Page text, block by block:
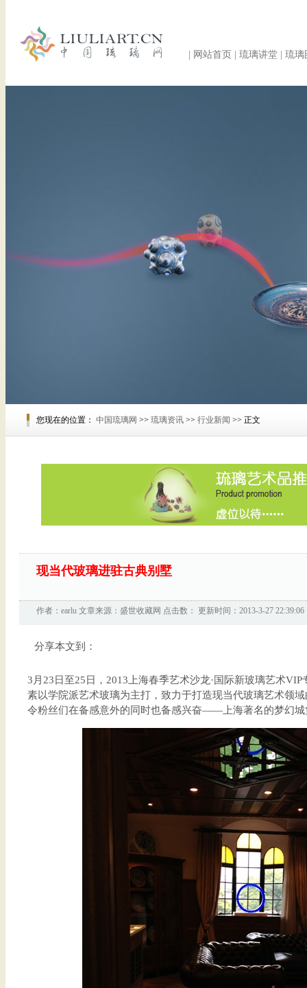
网站首页 琉璃讲堂 琉璃
您现在的位置： 中国琉璃网 >> 琉璃资讯 >> 行业新闻 >> 正文
现当代玻璃进驻古典别墅
作者： earlu 文章来源： 盛世收藏网 点击数： 更新时间：2013-3-27 22:39:06
分享本文到：
3月23日至25日，2013上海春季艺术沙龙·国际新玻璃艺术
素以学院派艺术玻璃为主打，致力于打造现当代玻璃艺术领
令粉丝们在备感意外的同时也备感兴奋——上海著名的梦幻城